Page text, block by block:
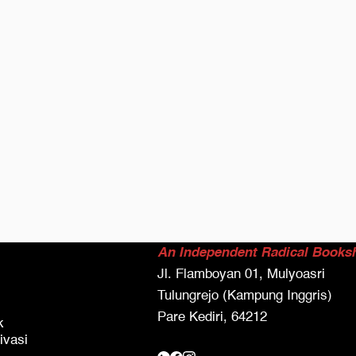
An Independent Radical
Jl. Flamboyan 01, Mulyoasri
Tulungrejo (Kampung Inggris)
Pare Kediri, 64212